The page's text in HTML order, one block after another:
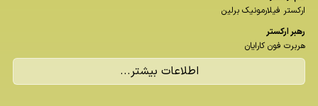
ارکستر فیلارمونیک برلین
رهبر اركستر
هربرت فون کارایان
اطلاعات بیشتر...